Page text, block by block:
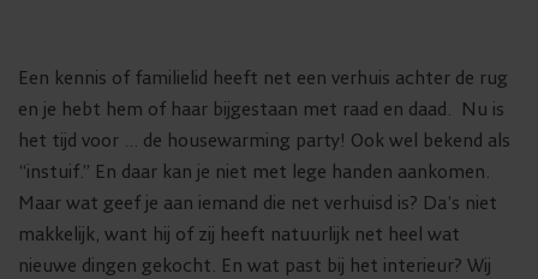
Een kennis of familielid heeft net een verhuis achter de rug
en je hebt hem of haar bijgestaan met raad en daad. Nu is
het tijd voor … de housewarming party! Ook wel bekend als
“instuif.” En daar kan je niet met lege handen aankomen.
Maar wat geef je aan iemand die net verhuisd is? Da’s niet
makkelijk, want hij of zij heeft natuurlijk net heel wat
nieuwe dingen gekocht. En wat past bij het interieur? Wij